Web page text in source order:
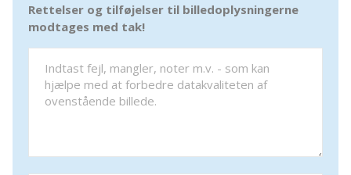
Rettelser og tilføjelser til billedoplysningerne
modtages med tak!